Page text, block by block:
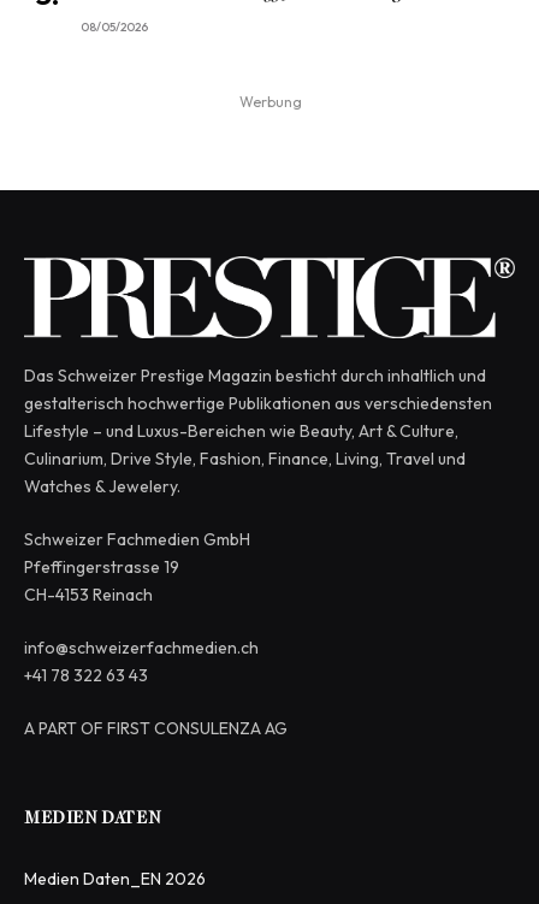
08/05/2026
Werbung
Das Schweizer Prestige Magazin besticht durch inhaltlich und
gestalterisch hochwertige Publikationen aus verschiedensten
Lifestyle – und Luxus-Bereichen wie Beauty, Art & Culture,
Culinarium, Drive Style, Fashion, Finance, Living, Travel und
Watches & Jewelery.
Schweizer Fachmedien GmbH
Pfeffingerstrasse 19
CH-4153 Reinach
info@schweizerfachmedien.ch
+41 78 322 63 43
A PART OF FIRST CONSULENZA AG
MEDIEN DATEN
Medien Daten_EN 2026